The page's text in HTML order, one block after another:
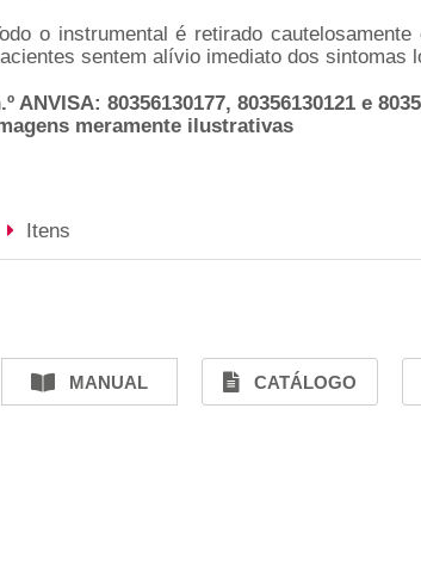
o instrumental é retirado
sentem alívio imediato dos sintomas
ANVISA: 80356130177, 80356130121 e
meramente ilustrativas
Itens
MANUAL CATÁLOGO